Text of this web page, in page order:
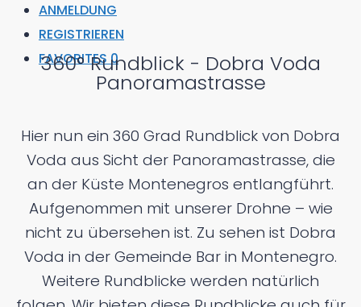
ANMELDUNG
REGISTRIEREN
FAVORITES 0
360° Rundblick - Dobra Voda
Panoramastrasse
Hier nun ein 360 Grad Rundblick von Dobra
Voda aus Sicht der Panoramastrasse, die
an der Küste Montenegros entlangführt.
Aufgenommen mit unserer Drohne – wie
nicht zu übersehen ist. Zu sehen ist Dobra
Voda in der Gemeinde Bar in Montenegro.
Weitere Rundblicke werden natürlich